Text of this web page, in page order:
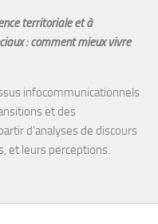
territoriale et à
: comment mieux vivre
infocommunicationnels
et des
d’analyses de discours
et leurs perceptions.